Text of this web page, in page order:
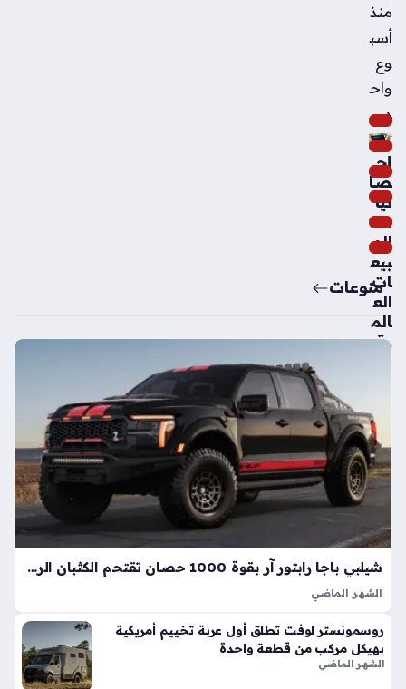
منذ
أسب
وع
واح
د
إح
صا
ئيا
ت
الم
بيع
ات
الع
الم
ية
سي
ارة
الك
ة
الأك
اعت
دي
ة
منوعات
شيلبي باجا رابتور آر بقوة 1000 حصان تقتحم الكثبان الرملية بأداء خارق
الشهر الماضي
المفرطة التي تكسر حواجز الأداء التقليدية في شاحنات البيك أب، إذ
ارتقت بهذه الفئة إلى مستويات غير مسبوقة بفضل تعديلات…
روسمونستر لوفت تطلق أول عربة تخييم أمريكية
بهيكل مركب من قطعة واحدة
الشهر الماضي